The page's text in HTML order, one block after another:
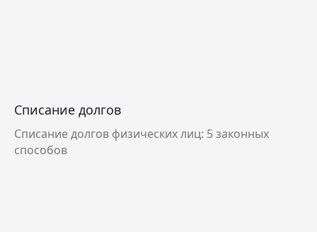
Списание долгов
Списание долгов физических лиц: 5 законных
способов